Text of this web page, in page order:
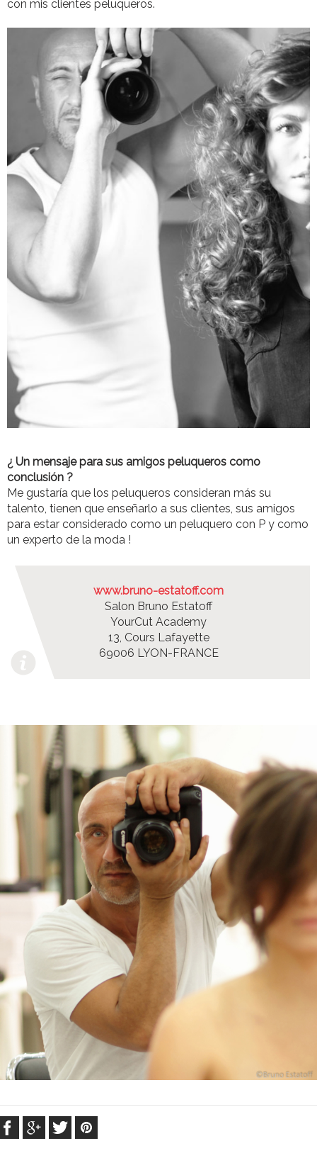
con mis clientes peluqueros.
¿ Un mensaje para sus amigos peluqueros como
conclusión ?
Me gustaría que los peluqueros consideran más su
talento, tienen que enseñarlo a sus clientes, sus amigos
para estar considerado como un peluquero con P y como
un experto de la moda !
www.bruno-estatoff.com
Salon Bruno Estatoff
YourCut Academy
13, Cours Lafayette
69006 LYON-FRANCE